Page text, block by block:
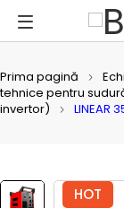
Prima pagină
tehnice pentru
invertor)
LINEAR
HOT